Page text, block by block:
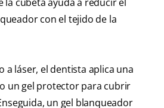
con el tejido de la
a láser, el dentista aplica una
un gel protector para cubrir
un gel blanqueador